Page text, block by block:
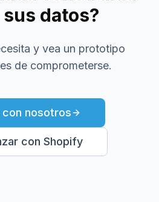
datos?
y vea un prototipo
de comprometerse.
con nosotros
con Shopify